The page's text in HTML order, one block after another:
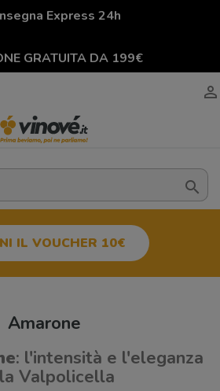
Express 24h
GRATUITA DA 199€


IL VOUCHER 10€
Amarone
: l'intensità e l'eleganza
Valpolicella